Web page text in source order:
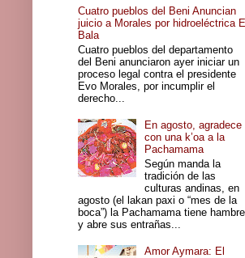
Cuatro pueblos del Beni Anuncian
juicio a Morales por hidroeléctrica El
Bala
Cuatro pueblos del departamento
del Beni anunciaron ayer iniciar un
proceso legal contra el presidente
Evo Morales, por incumplir el
derecho...
En agosto, agradece
con una k’oa a la
Pachamama
Según manda la
tradición de las
culturas andinas, en
agosto (el lakan paxi o “mes de la
boca”) la Pachamama tiene hambre
y abre sus entrañas...
Amor Aymara: El